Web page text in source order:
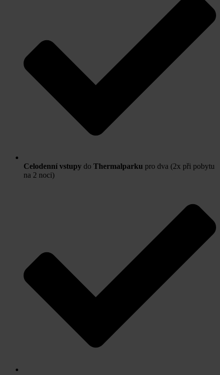
Celodenní vstupy do Thermalparku pro dva (2x při pobytu
na 2 noci)